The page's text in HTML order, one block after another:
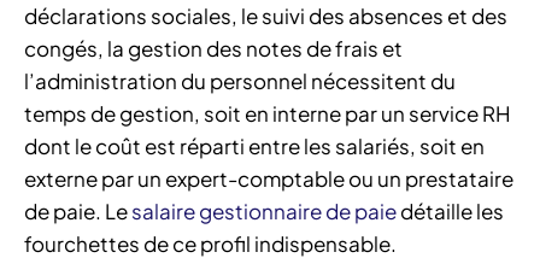
déclarations sociales, le suivi des absences et des
congés, la gestion des notes de frais et
l’administration du personnel nécessitent du
temps de gestion, soit en interne par un service RH
dont le coût est réparti entre les salariés, soit en
externe par un expert-comptable ou un prestataire
de paie. Lesalaire gestionnaire de paiedétaille les
fourchettes de ce profil indispensable.